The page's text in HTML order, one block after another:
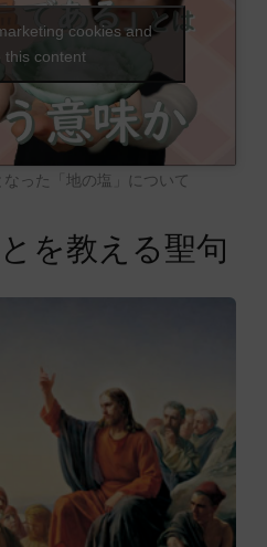
cookies and
this content
った「地の塩」について
を教える聖句